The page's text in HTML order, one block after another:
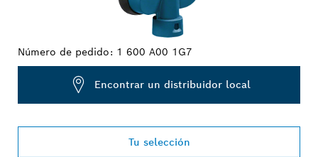
Número de pedido: 1 600 A00 1G7
Encontrar un distribuidor local
Tu selección